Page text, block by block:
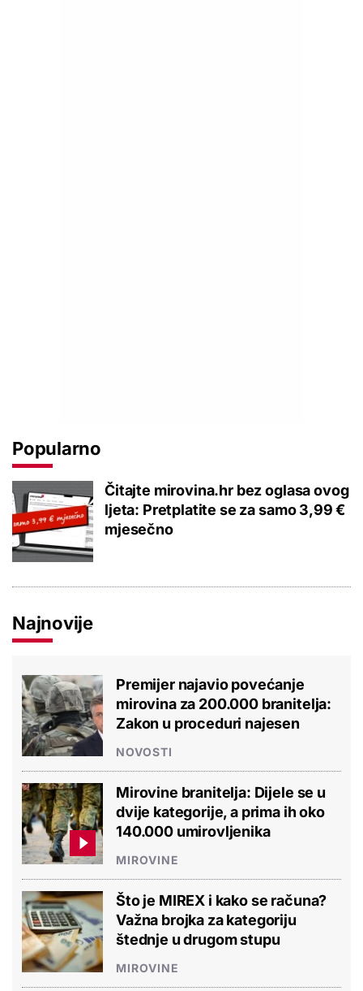
Popularno
Čitajte mirovina.hr bez oglasa ovog
ljeta: Pretplatite se za samo 3,99 €
mjesečno
Najnovije
Premijer najavio povećanje
mirovina za 200.000 branitelja:
Zakon u proceduri najesen
NOVOSTI
Mirovine branitelja: Dijele se u
dvije kategorije, a prima ih oko
140.000 umirovljenika
MIROVINE
Što je MIREX i kako se računa?
Važna brojka za kategoriju
štednje u drugom stupu
MIROVINE